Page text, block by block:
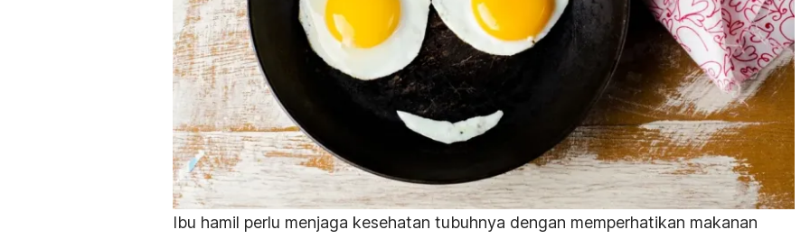
Ibu hamil perlu menjaga kesehatan tubuhnya dengan memperhatikan makanan